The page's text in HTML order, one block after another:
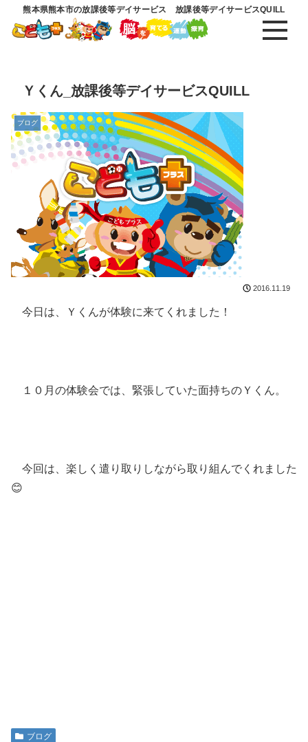
熊本県熊本市の放課後等デイサービス 放課後等デイサービスQUILL
Ｙくん_放課後等デイサービスQUILL
ブログ
2016.11.19
今日は、Ｙくんが体験に来てくれました！
１０月の体験会では、緊張していた面持ちのＹくん。
今回は、楽しく遣り取りしながら取り組んでくれました
😊
ブログ